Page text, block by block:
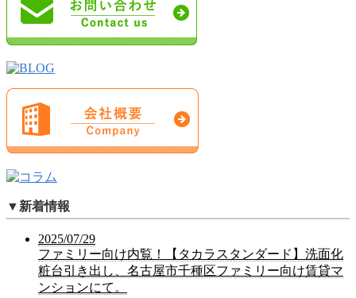
▼ 新着情報
2025/07/29
ファミリー向け内覧！【タカラスタンダード】洗面化
粧台引き出し、名古屋市千種区ファミリー向け賃貸マ
ンションにて。